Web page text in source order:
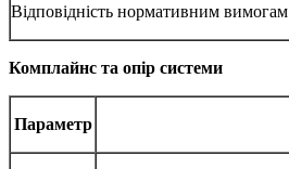
Відповідність нормативним вимогам
Комплайнс та опір системи
Параметр